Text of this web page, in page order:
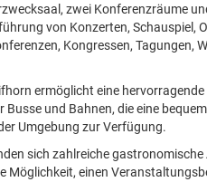
zwei Konferenzräume
von Konzerten, Schauspiel,
Kongressen, Tagungen,
ermöglicht eine
Busse und Bahnen, die eine
Umgebung zur Verfügung.
sich zahlreiche
Möglichkeit, einen